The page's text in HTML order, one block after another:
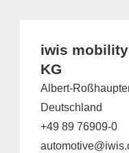
iwis
KG
Albert-
Deutschland
+49 89 76909-0